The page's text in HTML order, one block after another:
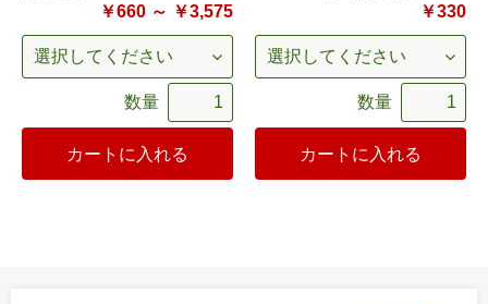
￥660 ～ ￥3,575
数量
カートに入れる
￥330
数量
カートに入れる